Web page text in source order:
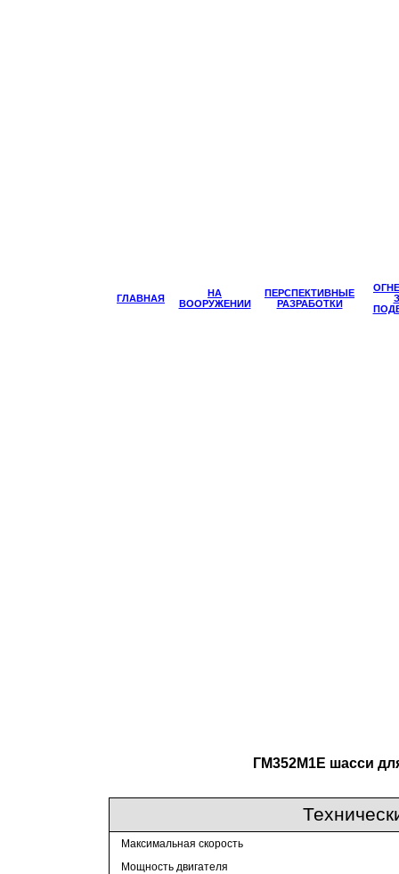
ГЛАВНАЯ
НА
ВООРУЖЕНИИ
ПЕРСПЕКТИВНЫЕ
РАЗРАБОТКИ
ГМ352М1Е шасси
Максимальная скорость
Мощность двигателя